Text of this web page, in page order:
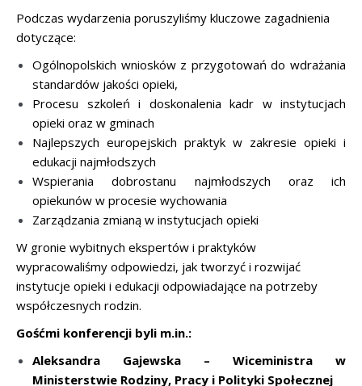
Podczas wydarzenia poruszyliśmy kluczowe zagadnienia
dotyczące:
Ogólnopolskich wniosków z przygotowań do wdrażania
standardów jakości opieki,
Procesu szkoleń i doskonalenia kadr w instytucjach
opieki oraz w gminach
Najlepszych europejskich praktyk w zakresie opieki i
edukacji najmłodszych
Wspierania dobrostanu najmłodszych oraz ich
opiekunów w procesie wychowania
Zarządzania zmianą w instytucjach opieki
W gronie wybitnych ekspertów i praktyków
wypracowaliśmy odpowiedzi, jak tworzyć i rozwijać
instytucje opieki i edukacji odpowiadające na potrzeby
współczesnych rodzin.
Gośćmi konferencji byli m.in.:
Aleksandra Gajewska – Wiceministra w
Ministerstwie Rodziny, Pracy i Polityki Społecznej